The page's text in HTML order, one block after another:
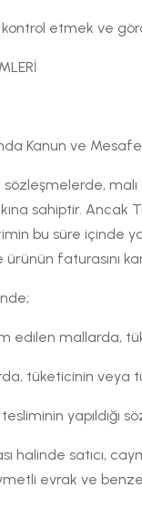
etmek ve
Kanun ve
sözleşmelerde,
sahiptir. Ancak
bu süre içinde
ürünün faturasını
edilen mallarda,
tüketicinin veya
yapıldığı
halinde satıcı,
evrak ve